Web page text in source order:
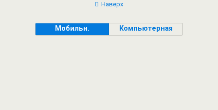
Наверх
Мобильн. Компьютерная